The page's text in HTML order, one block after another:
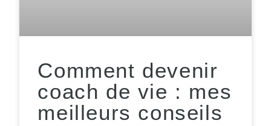
Comment devenir
coach de vie : mes
meilleurs conseils